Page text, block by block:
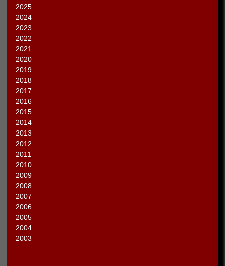
2025
2024
2023
2022
2021
2020
2019
2018
2017
2016
2015
2014
2013
2012
2011
2010
2009
2008
2007
2006
2005
2004
2003